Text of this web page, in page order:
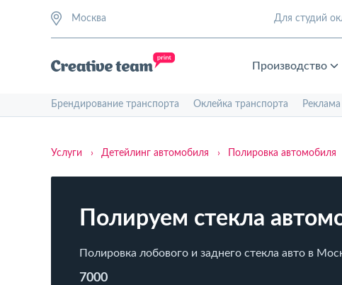
Москва Для студий
Производство
Брендирование транспорта Оклейка транспорта
Услуги › Детейлинг автомобиля › Полировка автомобиля
Полируем стекла
Полировка лобового и заднего стекла авто в
7000